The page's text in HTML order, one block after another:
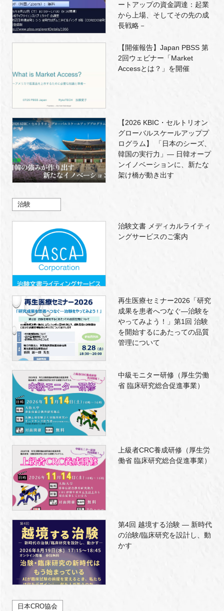
ートアップの資金調達：起業
から上場、そしてその先の成
長戦略－
【開催報告】Japan PBSS 第
2回ウェビナー「Market
Accessとは？」を開催
【2026 KBIC・セルトリオン
グローバルスケールアッププ
ログラム】 「日本のシーズ、
韓国の実行力」― 日韓オープ
ンイノベーションに、新たな
架け橋が動き出す
治験
治験文書 メディカルライティ
ングサービスのご案内
再生医療セミナー2026「研究
成果を患者へつなぐ―治験を
やってみよう！」第1回 治験
を開始するにあたっての品質
管理について
中級モニター研修（厚生労働
省 臨床研究総合促進事業）
上級者CRC養成研修（厚生労
働省 臨床研究総合促進事業）
第4回 越境する治験 — 新時代
の治験/臨床研究を設計し、動
かす
日本CRO協会